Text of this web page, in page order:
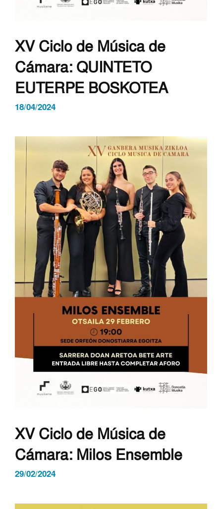
XV Ciclo de Música de
Cámara: QUINTETO
EUTERPE BOSKOTEA
18/04/2024
XV Ciclo de Música de
Cámara: Milos Ensemble
29/02/2024